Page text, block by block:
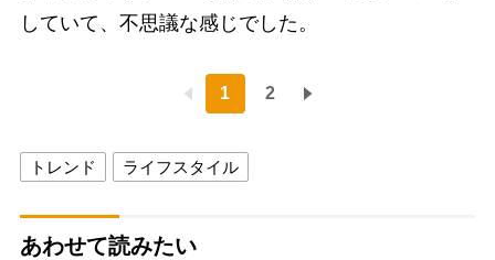
していて、不思議な感じでした。
1 2
トレンド ライフスタイル
あわせて読みたい